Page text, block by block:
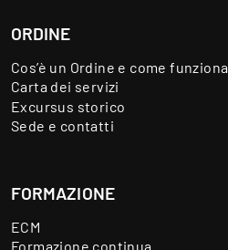
ORDINE
Cos’è un Ordine e come funziona
Carta dei servizi
Excursus storico
Sede e contatti
FORMAZIONE
ECM
Formazione continua